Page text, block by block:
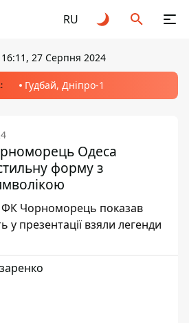
RU
16:11, 27 Серпня 2024
Гудбай, Дніпро-1
Одеса
форму з
Чорноморець показав
у презентації взяли легенди